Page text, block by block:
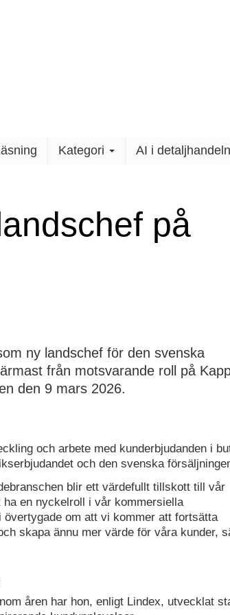
Kategori AI i detaljhandeln
på Lindex
9 mars 2026.
och den svenska försäljningen.
blir ett värdefullt tillskott till vår
en nyckelroll i vår kommersiella
vi kommer att fortsätta stärka Lindex
våra kunder, säger Caroline Öhgren, Chief
kundupplevelser.
gedigna bakgrund och kompetens blir en